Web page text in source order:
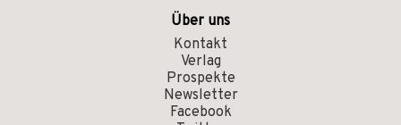
Über uns
Kontakt
Verlag
Prospekte
Newsletter
Facebook